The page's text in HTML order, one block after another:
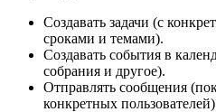
Создавать задачи (с
сроками и темами).
Создавать события в
собрания и другое).
Отправлять сообщения
конкретных